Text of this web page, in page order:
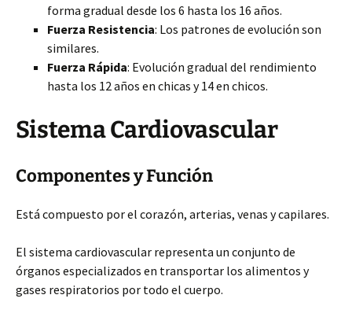
forma gradual desde los 6 hasta los 16 años.
Fuerza Resistencia: Los patrones de evolución son
similares.
Fuerza Rápida: Evolución gradual del rendimiento
hasta los 12 años en chicas y 14 en chicos.
Sistema Cardiovascular
Componentes y Función
Está compuesto por el corazón, arterias, venas y capilares.
El sistema cardiovascular representa un conjunto de
órganos especializados en transportar los alimentos y
gases respiratorios por todo el cuerpo.